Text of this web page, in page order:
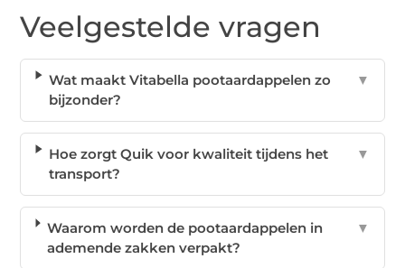
Veelgestelde vragen
Wat maakt Vitabella pootaardappelen zo
bijzonder?
▼
Hoe zorgt Quik voor kwaliteit tijdens het
transport?
▼
Waarom worden de pootaardappelen in
ademende zakken verpakt?
▼